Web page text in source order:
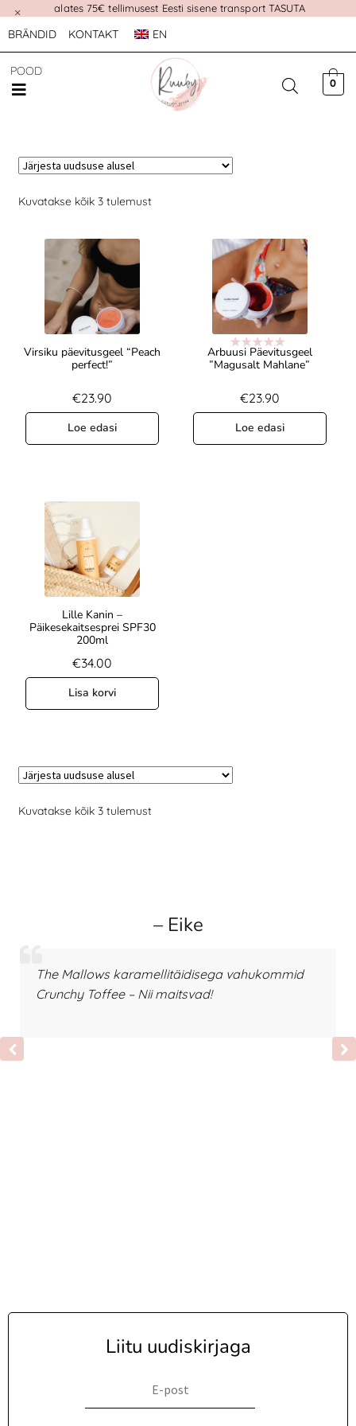
alates 75€ tellimusest Eesti sisene transport TASUTA
×
BRÄNDID KONTAKT EN
POOD
0
Kuvatakse kõik 3 tulemust
Virsiku päevitusgeel “Peach
perfect!”
€23.90
Loe edasi
Arbuusi Päevitusgeel
”Magusalt Mahlane”
Hinnanguga
5.00 / 5
€23.90
Loe edasi
Lille Kanin –
Päikesekaitsesprei SPF30
200ml
€34.00
Lisa korvi
Kuvatakse kõik 3 tulemust
– Eike
The Mallows karamellitäidisega vahukommid
Crunchy Toffee – Nii maitsvad!
Liitu uudiskirjaga